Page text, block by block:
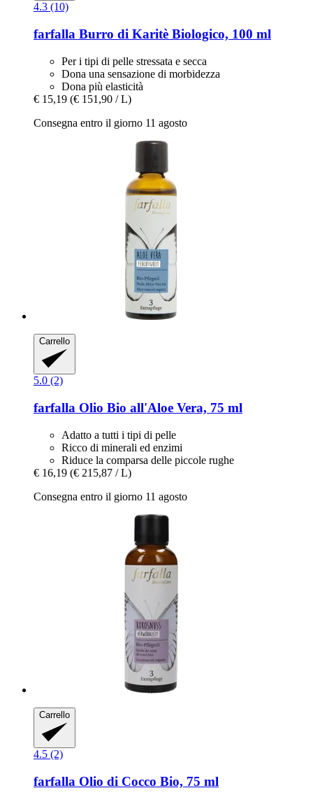
4.3 (10)
farfalla Burro di Karitè Biologico, 100 ml
Per i tipi di pelle stressata e secca
Dona una sensazione di morbidezza
Dona più elasticità
€ 15,19 (€ 151,90 / L)
Consegna entro il giorno 11 agosto
Carrello
5.0 (2)
farfalla Olio Bio all'Aloe Vera, 75 ml
Adatto a tutti i tipi di pelle
Ricco di minerali ed enzimi
Riduce la comparsa delle piccole rughe
€ 16,19 (€ 215,87 / L)
Consegna entro il giorno 11 agosto
Carrello
4.5 (2)
farfalla Olio di Cocco Bio, 75 ml